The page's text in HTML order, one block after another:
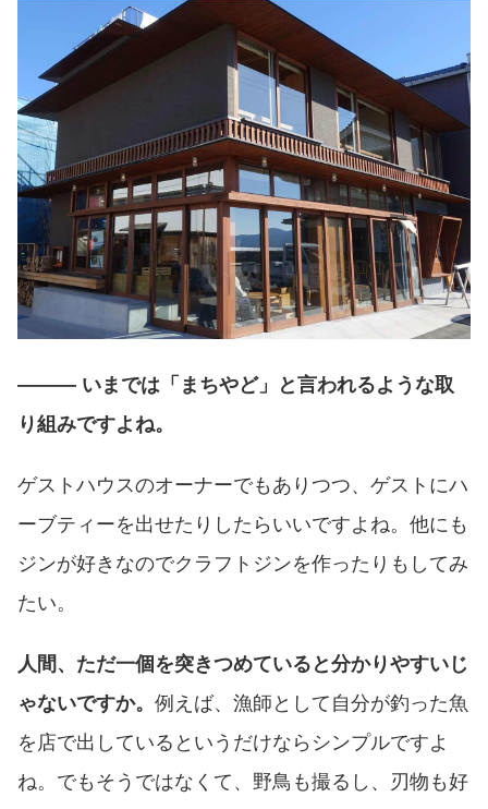
――― いまでは「まちやど」と言われるような取
り組みですよね。
ゲストハウスのオーナーでもありつつ、ゲストにハ
ーブティーを出せたりしたらいいですよね。他にも
ジンが好きなのでクラフトジンを作ったりもしてみ
たい。
人間、ただ一個を突きつめていると分かりやすいじ
ゃないですか。 例えば、漁師として自分が釣った魚
を店で出しているというだけならシンプルですよ
ね。でもそうではなくて、野鳥も撮るし、刃物も好